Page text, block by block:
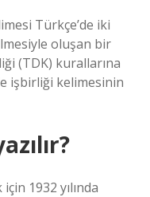
Türkçe’de iki
oluşan bir
(TDK) kurallarına
işbirliği kelimesinin
1932 yılında